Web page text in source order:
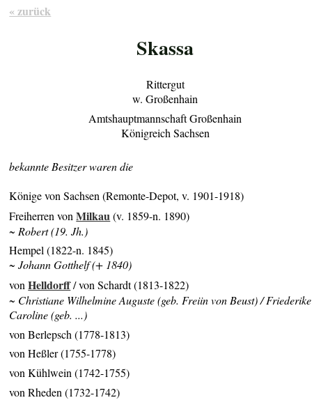
« zurück
Skassa
Rittergut
w. Großenhain
Amtshauptmannschaft Großenhain
Königreich Sachsen
bekannte Besitzer waren die
Könige von Sachsen (Remonte-Depot, v. 1901-1918)
Freiherren vonMilkau(v. 1859-n. 1890)
~ Robert (19. Jh.)
Hempel (1822-n. 1845)
~ Johann Gotthelf (+ 1840)
vonHelldorff/ von Schardt (1813-1822)
~ Christiane Wilhelmine Auguste (geb. Freiin von Beust) / Friederike
Caroline (geb. ...)
von Berlepsch (1778-1813)
von Heßler (1755-1778)
von Kühlwein (1742-1755)
von Rheden (1732-1742)